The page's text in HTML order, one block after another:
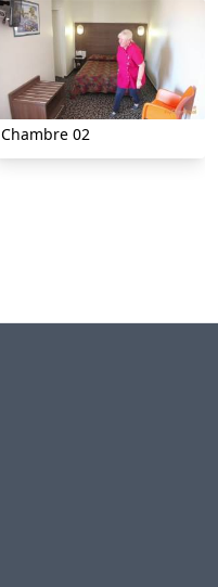
Chambre 02